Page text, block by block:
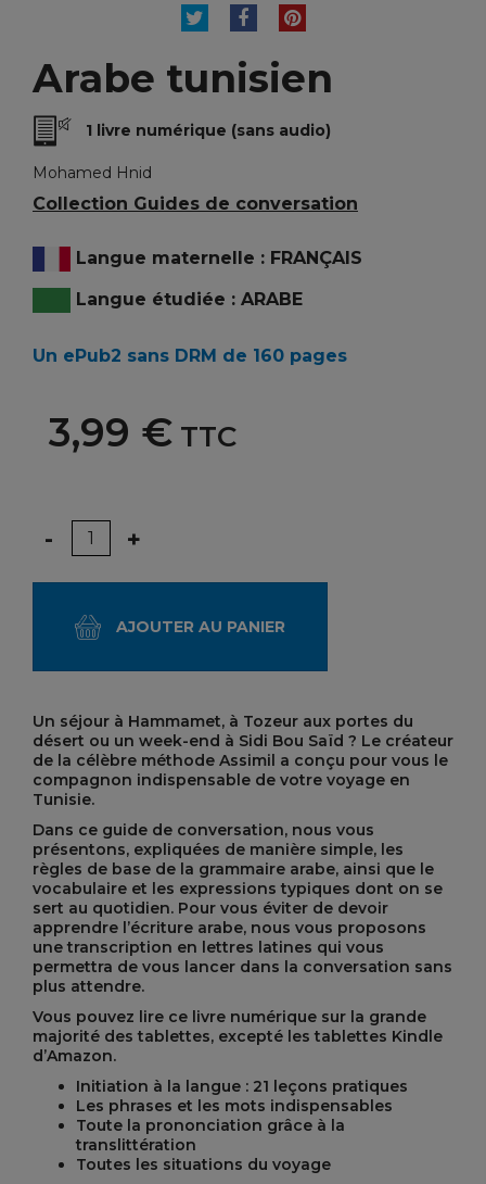
TWEETPARTAGERPINTEREST
Arabe tunisien
1 livre numérique (sans audio)
Mohamed Hnid
Collection Guides de conversation
Langue maternelle : FRANÇAIS
Langue étudiée : ARABE
Un ePub2 sans DRM de 160 pages
3,99 € TTC
Quantité
- +
AJOUTER AU PANIER
Un séjour à Hammamet, à Tozeur aux portes du
désert ou un week-end à Sidi Bou Saïd ? Le créateur
de la célèbre méthode Assimil a conçu pour vous le
compagnon indispensable de votre voyage en
Tunisie.
Dans ce guide de conversation, nous vous
présentons, expliquées de manière simple, les
règles de base de la grammaire arabe, ainsi que le
vocabulaire et les expressions typiques dont on se
sert au quotidien. Pour vous éviter de devoir
apprendre l’écriture arabe, nous vous proposons
une transcription en lettres latines qui vous
permettra de vous lancer dans la conversation sans
plus attendre.
Vous pouvez lire ce livre numérique sur la grande
majorité des tablettes, excepté les tablettes Kindle
d’Amazon.
Initiation à la langue : 21 leçons pratiques
Les phrases et les mots indispensables
Toute la prononciation grâce à la
translittération
Toutes les situations du voyage